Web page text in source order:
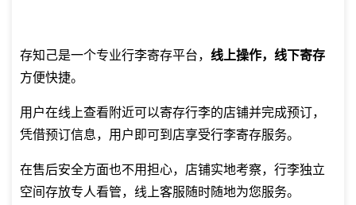
存知己是一个专业行李寄存平台， 线上操作，线下寄存
方便快捷。
用户在线上查看附近可以寄存行李的店铺并完成预订，
凭借预订信息，用户即可到店享受行李寄存服务。
在售后安全方面也不用担心，店铺实地考察，行李独立
空间存放专人看管，线上客服随时随地为您服务。